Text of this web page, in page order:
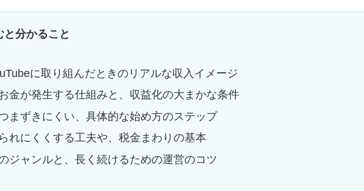
と分かること
に取り組んだときのリアルな収入イメージ
金が発生する仕組みと、収益化の大まかな条件
まずきにくい、具体的な始め方のステップ
れにくくする工夫や、税金まわりの基本
ジャンルと、長く続けるための運営のコツ